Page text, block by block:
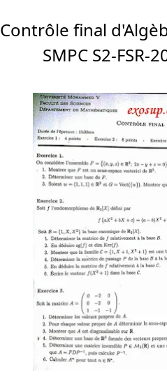
Contrôle final
SMPC S2-FSR-